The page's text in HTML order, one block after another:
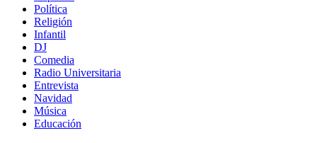
Política
Religión
Infantil
DJ
Comedia
Radio Universitaria
Entrevista
Navidad
Música
Educación